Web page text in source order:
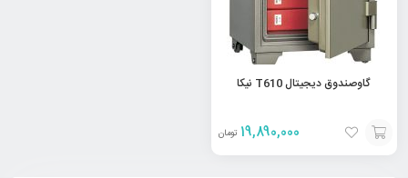
گاوصندوق دیجیتال T610 نیکا
19,890,000 تومان
افزودن